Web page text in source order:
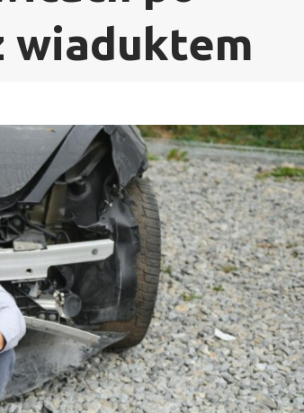
wiaduktem